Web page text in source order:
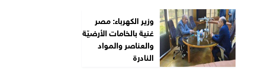
وزير الكهرباء: مصر
غنية بالخامات الأرضيّة
والعناصر والمواد
النادرة